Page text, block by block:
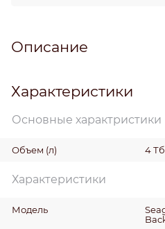
Описание
Характеристики
Основные характристики
Объем (л) 4 Тб
Характеристики
Модель